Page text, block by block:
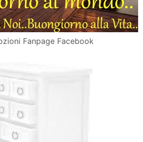
Fanpage Facebook